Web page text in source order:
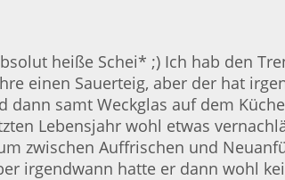
heiße Schei* ;) Ich hab den
einen Sauerteig, aber der hat
samt Weckglas auf dem
Lebensjahr wohl etwas
zwischen Auffrischen und
irgendwann hatte er dann wohl